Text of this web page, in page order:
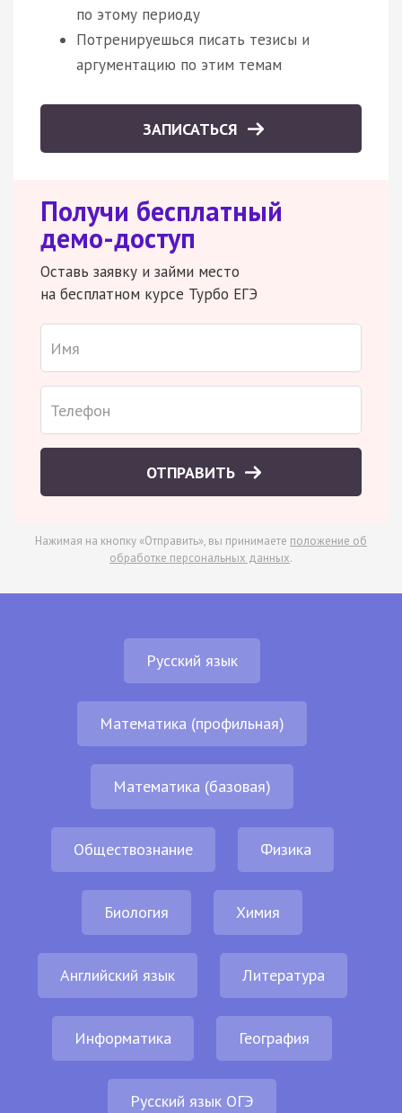
по этому периоду
Потренируешься писать тезисы и
аргументацию по этим темам
ЗАПИСАТЬСЯ
Получи бесплатный
демо-доступ
Оставь заявку и займи место
на бесплатном курсе Турбо ЕГЭ
ОТПРАВИТЬ
Нажимая на кнопку «Отправить», вы принимаете положение об
обработке персональных данных.
Русский язык
Математика (профильная)
Математика (базовая)
Обществознание Физика
Биология Химия
Английский язык Литература
Информатика География
Русский язык ОГЭ